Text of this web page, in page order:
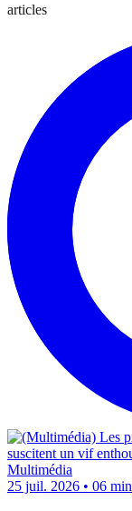
articles
Multimédia
25 juil. 2026 • 06 min